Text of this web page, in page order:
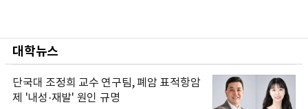
대학뉴스
단국대 조정희 교수 연구팀, 폐암 표적항암
제 '내성·재발' 원인 규명